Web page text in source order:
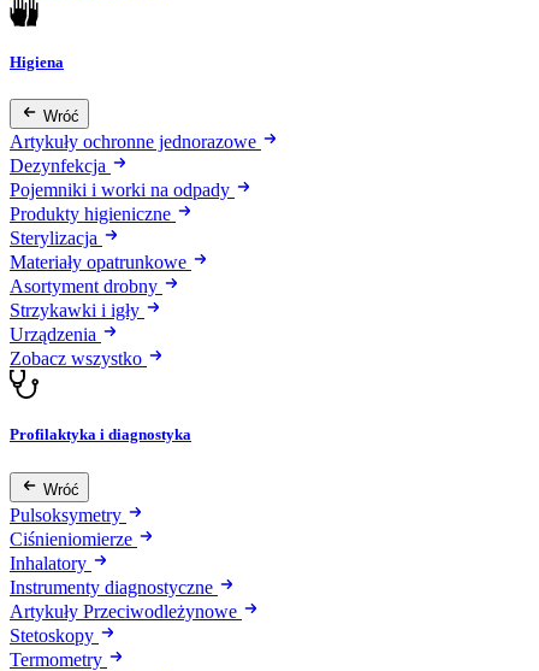
Higiena
Wróć
Artykuły ochronne jednorazowe
Dezynfekcja
Pojemniki i worki na odpady
Produkty higieniczne
Sterylizacja
Materiały opatrunkowe
Asortyment drobny
Strzykawki i igły
Urządzenia
Zobacz wszystko
Profilaktyka i diagnostyka
Wróć
Pulsoksymetry
Ciśnieniomierze
Inhalatory
Instrumenty diagnostyczne
Artykuły Przeciwodleżynowe
Stetoskopy
Termometry